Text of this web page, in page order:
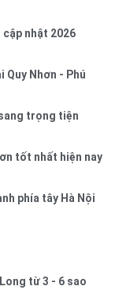
cập nhật 2026
Quy Nhơn - Phú
trọng tiện
tốt nhất hiện nay
phía tây Hà Nội
từ 3 - 6 sao